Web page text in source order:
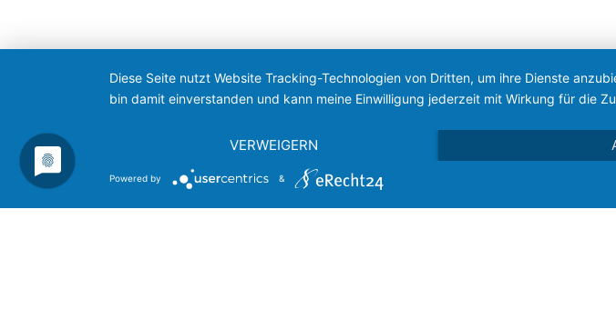
Diese Seite nutzt Website Tracking-Technologien von Dritten, um ihre Dienste
bin damit einverstanden und kann meine Einwilligung jederzeit mit Wirkung für die
VERWEIGERN
Powered by &